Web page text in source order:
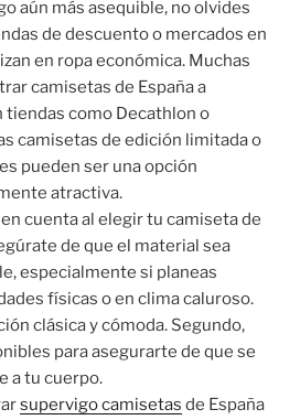
aún más asequible, no olvides
de descuento o mercados en
en ropa económica. Muchas
camisetas de España a
tiendas como Decathlon o
camisetas de edición limitada o
pueden ser una opción
atractiva.
cuenta al elegir tu camiseta de
de que el material sea
especialmente si planeas
físicas o en clima caluroso.
clásica y cómoda. Segundo,
para asegurarte de que se
a tu cuerpo.
supervigo camisetas de España